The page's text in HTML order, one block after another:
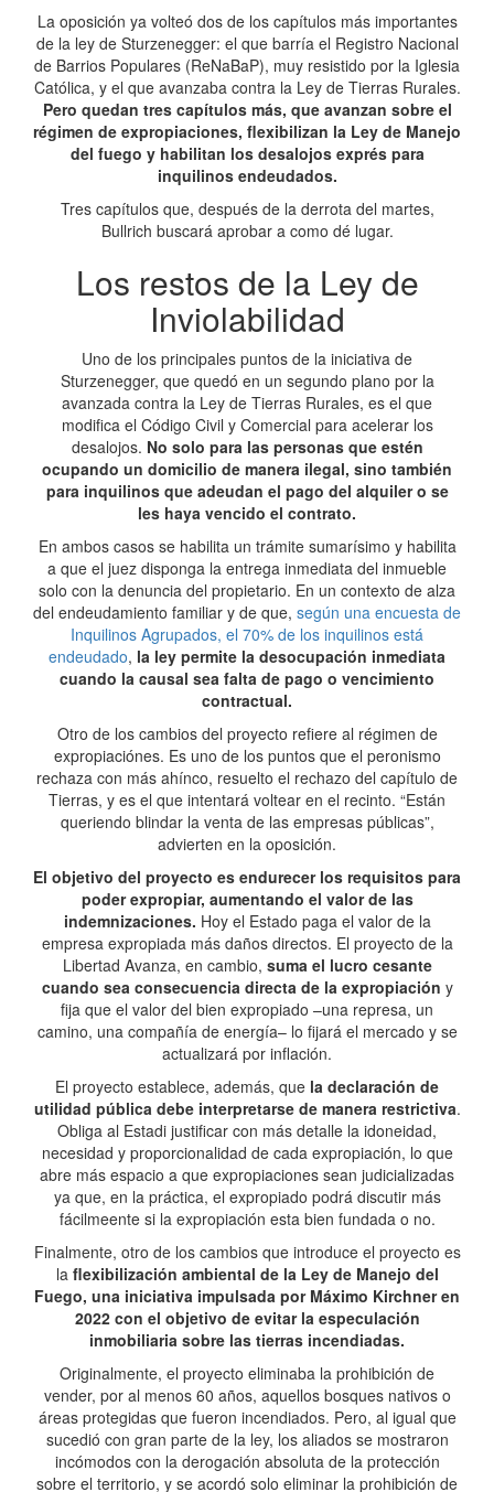
La oposición ya volteó dos de los capítulos más importantes
de la ley de Sturzenegger: el que barría el Registro Nacional
de Barrios Populares (ReNaBaP), muy resistido por la Iglesia
Católica, y el que avanzaba contra la Ley de Tierras Rurales.
Pero quedan tres capítulos más, que avanzan sobre el
régimen de expropiaciones, flexibilizan la Ley de Manejo
del fuego y habilitan los desalojos exprés para
inquilinos endeudados.
Tres capítulos que, después de la derrota del martes,
Bullrich buscará aprobar a como dé lugar.
Los restos de la Ley de
Inviolabilidad
Uno de los principales puntos de la iniciativa de
Sturzenegger, que quedó en un segundo plano por la
avanzada contra la Ley de Tierras Rurales, es el que
modifica el Código Civil y Comercial para acelerar los
desalojos. No solo para las personas que estén
ocupando un domicilio de manera ilegal, sino también
para inquilinos que adeudan el pago del alquiler o se
les haya vencido el contrato.
En ambos casos se habilita un trámite sumarísimo y habilita
a que el juez disponga la entrega inmediata del inmueble
solo con la denuncia del propietario. En un contexto de alza
del endeudamiento familiar y de que, según una encuesta de
Inquilinos Agrupados, el 70% de los inquilinos está
endeudado, la ley permite la desocupación inmediata
cuando la causal sea falta de pago o vencimiento
contractual.
Otro de los cambios del proyecto refiere al régimen de
expropiaciónes. Es uno de los puntos que el peronismo
rechaza con más ahínco, resuelto el rechazo del capítulo de
Tierras, y es el que intentará voltear en el recinto. “Están
queriendo blindar la venta de las empresas públicas”,
advierten en la oposición.
El objetivo del proyecto es endurecer los requisitos para
poder expropiar, aumentando el valor de las
indemnizaciones. Hoy el Estado paga el valor de la
empresa expropiada más daños directos. El proyecto de la
Libertad Avanza, en cambio, suma el lucro cesante
cuando sea consecuencia directa de la expropiación y
fija que el valor del bien expropiado –una represa, un
camino, una compañía de energía– lo fijará el mercado y se
actualizará por inflación.
El proyecto establece, además, que la declaración de
utilidad pública debe interpretarse de manera restrictiva.
Obliga al Estadi justificar con más detalle la idoneidad,
necesidad y proporcionalidad de cada expropiación, lo que
abre más espacio a que expropiaciones sean judicializadas
ya que, en la práctica, el expropiado podrá discutir más
fácilmeente si la expropiación esta bien fundada o no.
Finalmente, otro de los cambios que introduce el proyecto es
la flexibilización ambiental de la Ley de Manejo del
Fuego, una iniciativa impulsada por Máximo Kirchner en
2022 con el objetivo de evitar la especulación
inmobiliaria sobre las tierras incendiadas.
Originalmente, el proyecto eliminaba la prohibición de
vender, por al menos 60 años, aquellos bosques nativos o
áreas protegidas que fueron incendiados. Pero, al igual que
sucedió con gran parte de la ley, los aliados se mostraron
incómodos con la derogación absoluta de la protección
sobre el territorio, y se acordó solo eliminar la prohibición de